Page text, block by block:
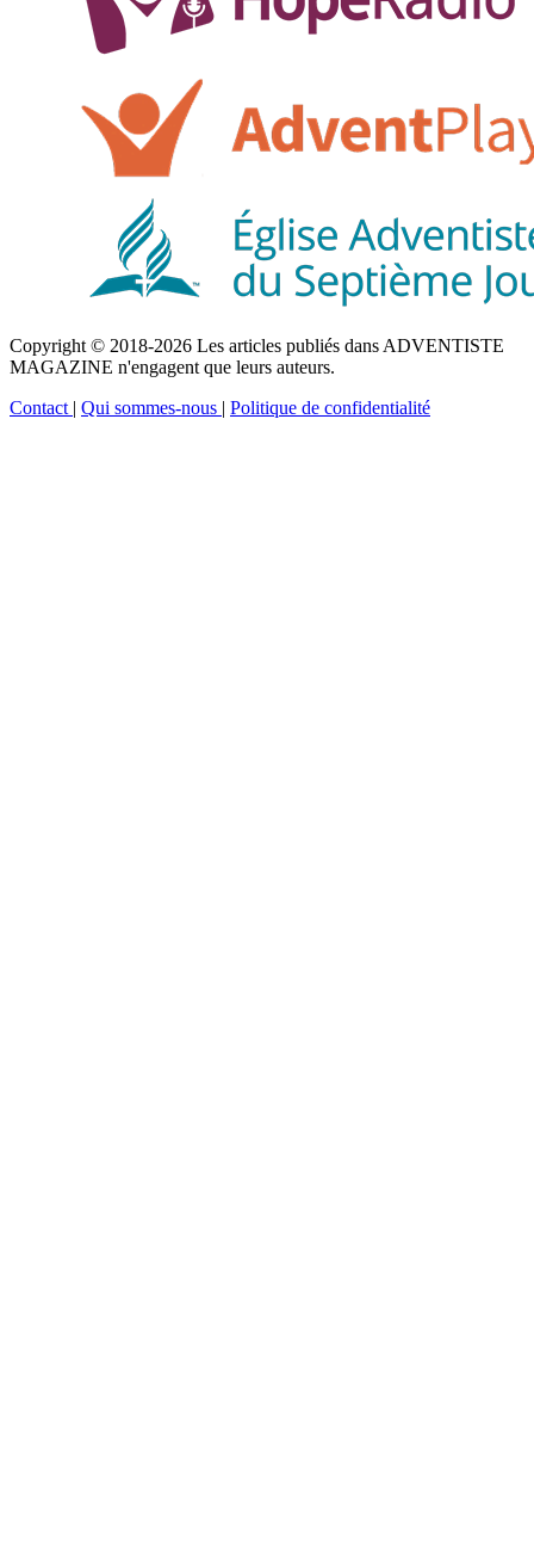
Copyright © 2018-2026 Les articles publiés dans ADVENTISTE
MAGAZINE n'engagent que leurs auteurs.
Contact | Qui sommes-nous | Politique de confidentialité